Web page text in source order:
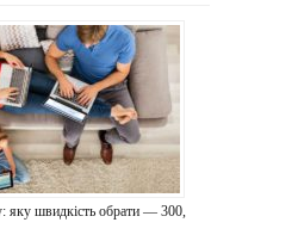
яку швидкість обрати — 300,